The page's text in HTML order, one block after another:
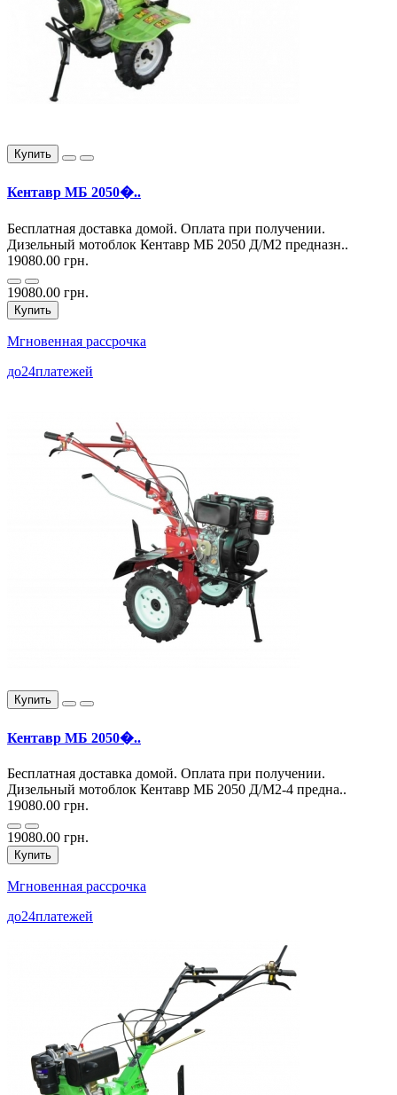
Купить
Кентавр МБ 2050�..
Бесплатная доставка домой. Оплата при получении.
Дизельный мотоблок Кентавр МБ 2050 Д/М2 предназн..
19080.00 грн.
19080.00 грн.
Купить
Мгновенная рассрочка
до24платежей
Купить
Кентавр МБ 2050�..
Бесплатная доставка домой. Оплата при получении.
Дизельный мотоблок Кентавр МБ 2050 Д/М2-4 предна..
19080.00 грн.
19080.00 грн.
Купить
Мгновенная рассрочка
до24платежей